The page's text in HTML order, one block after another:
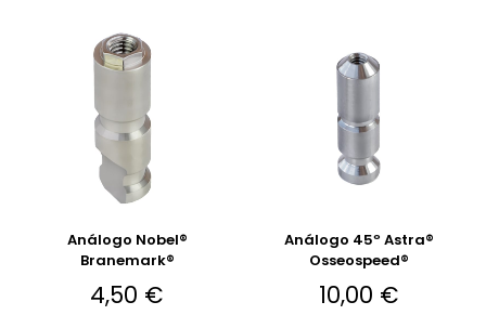
Análogo Nobel®
Branemark®
4,50 €
Análogo 45º Astra®
Osseospeed®
10,00 €